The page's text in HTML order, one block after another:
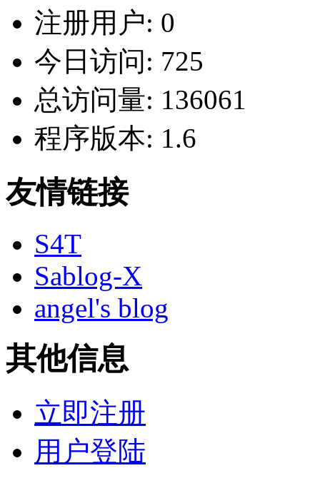
注册用户: 0
今日访问: 725
总访问量: 136061
程序版本: 1.6
友情链接
S4T
Sablog-X
angel's blog
其他信息
立即注册
用户登陆